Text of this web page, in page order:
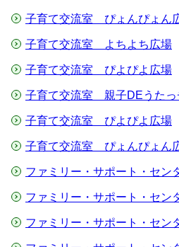
子育て交流室 ぴょんぴょん
子育て交流室 よちよち広場
子育て交流室 ぴよぴよ広場
子育て交流室 親子DEうたっ
子育て交流室 ぴよぴよ広場
子育て交流室 ぴょんぴょん
ファミリー・サポート・セン
ファミリー・サポート・セン
ファミリー・サポート・セン